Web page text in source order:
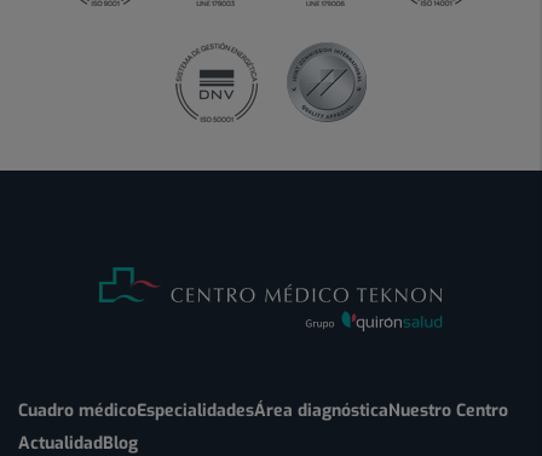
Cuadro médicoEspecialidadesÁrea diagnósticaNuestro Centro
ActualidadBlog